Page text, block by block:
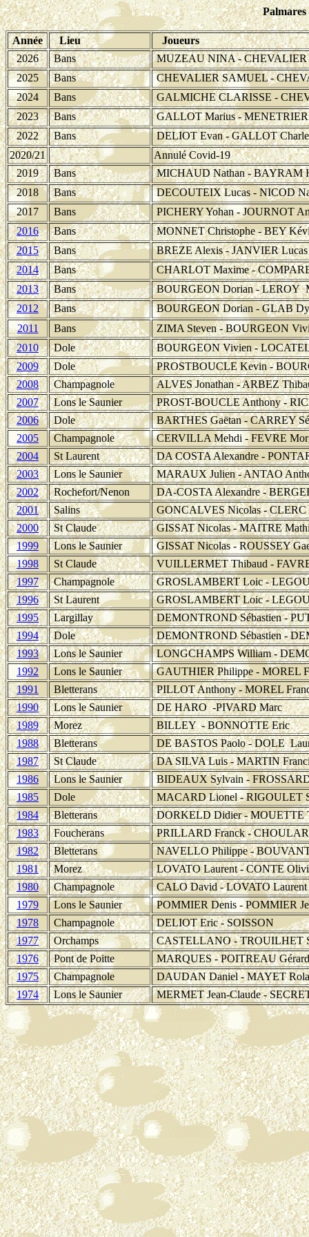
Année Lieu
Joueurs
2026
Bans
MUZEAU NINA -
2025
Bans
CHEVALIER SAMUEL -
2024
Bans
GALMICHE CLARISSE -
2023
Bans
GALLOT Marius - MENETRIER
2022
Bans
DELIOT Evan - GALLOT
2020/21
Annulé Covid-19
2019
Bans
MICHAUD Nathan - BAYRAM
2018
Bans
DECOUTEIX Lucas - NICOD
2017
Bans
PICHERY Yohan - JOURNOT
2016
Bans
MONNET Christophe - BEY
2015
Bans
BREZE Alexis - JANVIER Lucas
2014
Bans
CHARLOT Maxime -
2013
Bans
BOURGEON Dorian - LEROY
2012
Bans
BOURGEON Dorian - GLAB
2011
Bans
ZIMA Steven - BOURGEON
2010
Dole
BOURGEON Vivien -
2009
Dole
PROSTBOUCLE Kevin -
2008
Champagnole
ALVES Jonathan - ARBEZ
2007
Lons le Saunier
PROST-BOUCLE Anthony -
2006
Dole
BARTHES Gaëtan - CARREY
2005
Champagnole
CERVILLA Mehdi - FEVRE
2004
St Laurent
DA COSTA Alexandre -
2003
Lons le Saunier
MARAUX Julien - ANTAO
2002
Rochefort/Nenon
DA-COSTA Alexandre -
2001
Salins
GONCALVES Nicolas - CLERC
2000
St Claude
GISSAT Nicolas - MAITRE
1999
Lons le Saunier
GISSAT Nicolas - ROUSSEY
1998
St Claude
VUILLERMET Thibaud -
1997
Champagnole
GROSLAMBERT Loic -
1996
St Laurent
GROSLAMBERT Loic -
1995
Largillay
DEMONTROND Sébastien -
1994
Dole
DEMONTROND Sébastien -
1993
Lons le Saunier
LONGCHAMPS William -
1992
Lons le Saunier
GAUTHIER Philippe - MOREL
1991
Bletterans
PILLOT Anthony - MOREL
1990
Lons le Saunier
DE HARO -PIVARD Marc
1989
Morez
BILLEY - BONNOTTE Eric
1988
Bletterans
DE BASTOS Paolo - DOLE
1987
St Claude
DA SILVA Luis - MARTIN
1986
Lons le Saunier
BIDEAUX Sylvain -
1985
Dole
MACARD Lionel - RIGOULET
1984
Bletterans
DORKELD Didier - MOUETTE
1983
Foucherans
PRILLARD Franck -
1982
Bletterans
NAVELLO Philippe -
1981
Morez
LOVATO Laurent - CONTE
1980
Champagnole
CALO David - LOVATO Laurent
1979
Lons le Saunier
POMMIER Denis - POMMIER
1978
Champagnole
DELIOT Eric - SOISSON
1977
Orchamps
CASTELLANO - TROUILHET
1976
Pont de Poitte
MARQUES - POITREAU Gérard
1975
Champagnole
DAUDAN Daniel - MAYET
1974
Lons le Saunier MERMET Jean-Claude-